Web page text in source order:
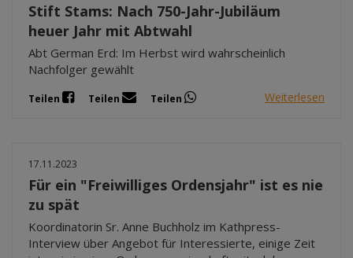
Stift Stams: Nach 750-Jahr-Jubiläum
heuer Jahr mit Abtwahl
Abt German Erd: Im Herbst wird wahrscheinlich
Nachfolger gewählt
Teilen Teilen Teilen Weiterlesen
17.11.2023
Für ein "Freiwilliges Ordensjahr" ist es nie
zu spät
Koordinatorin Sr. Anne Buchholz im Kathpress-
Interview über Angebot für Interessierte, einige Zeit